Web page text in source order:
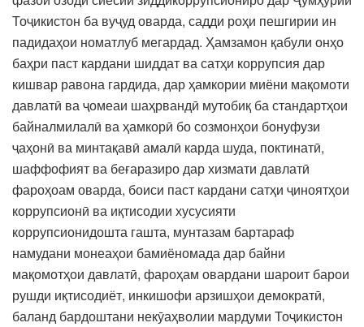
Тоҷикистон ба вуҷуд оварда, садди роҳи пешгирии ин
падидаҳои номатлуб мегардад. Ҳамзамон қабули онҳо
баҳри паст кардани шиддат ва сатҳи коррупсия дар
кишвар равона гардида, дар ҳамкории миёни мақомоти
давлатӣ ва ҷомеаи шаҳрвандӣ мутобиқ ба стандартҳои
байналмилалӣ ва ҳамкорӣ бо созмонҳои бонуфузи
ҷаҳонӣ ва минтақавӣ амалӣ карда шуда, поктинатӣ,
шаффофият ва беғаразиро дар хизмати давлатӣ
фароҳоам оварда, боиси паст кардани сатҳи ҷиноятҳои
коррупсионӣ ва иқтисодии хусусияти
коррупсионидошта гашта, мунтазам бартараф
намудани монеаҳои бамиёномада дар байни
мақомотҳои давлатӣ, фароҳам овардани шароит барои
рушди иқтисодиёт, инкишофи арзишҳои демократӣ,
баланд бардоштани некӯаҳволии мардуми Тоҷикистон